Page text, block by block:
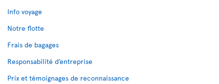
Info voyage
Notre flotte
Frais de bagages
Responsabilité d’entreprise
Prix et témoignages de reconnaissance